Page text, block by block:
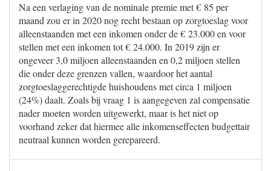
Na een verlaging van de nominale premie met € 85 per
maand zou er in 2020 nog recht bestaan op zorgtoeslag voor
alleenstaanden met een inkomen onder de € 23.000 en voor
stellen met een inkomen tot € 24.000. In 2019 zijn er
ongeveer 3,0 miljoen alleenstaanden en 0,2 miljoen stellen
die onder deze grenzen vallen, waardoor het aantal
zorgtoeslaggerechtigde huishoudens met circa 1 miljoen
(24%) daalt. Zoals bij vraag 1 is aangegeven zal compensatie
nader moeten worden uitgewerkt, maar is het niet op
voorhand zeker dat hiermee alle inkomenseffecten budgettair
neutraal kunnen worden gerepareerd.